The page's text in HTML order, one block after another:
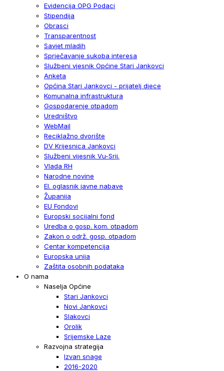
Evidencija OPG Podaci
Stipendija
Obrasci
Transparentnost
Savjet mladih
Sprječavanje sukoba interesa
Službeni vjesnik Općine Stari Jankovci
Anketa
Općina Stari Jankovci - prijatelj djece
Komunalna infrastruktura
Gospodarenje otpadom
Uredništvo
WebMail
Reciklažno dvorište
DV Krijesnica Jankovci
Službeni vijesnik Vu-Srij.
Vlada RH
Narodne novine
El. oglasnik javne nabave
Županija
EU Fondovi
Europski socijalni fond
Uredba o gosp. kom. otpadom
Zakon o održ. gosp. otpadom
Centar kompetencija
Europska unija
Zaštita osobnih podataka
O nama
Naselja Općine
Stari Jankovci
Novi Jankovci
Slakovci
Orolik
Srijemske Laze
Razvojna strategija
Izvan snage
2016-2020